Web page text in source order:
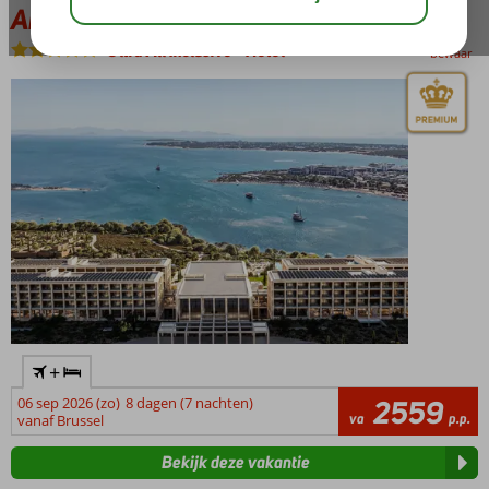
Akra Didim Resort & Spa
Ultra All Inclusive-Hotel bewaar
+
06 sep 2026 (zo) 8 dagen (7 nachten)
vanaf Brussel
va 2559 p.p.
Bekijk deze vakantie